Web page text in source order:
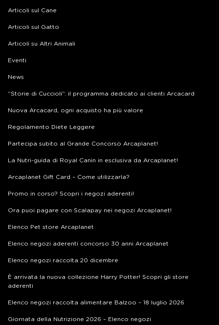
Articoli sul Cane
Articoli sul Gatto
Articoli su Altri Animali
Eventi
News
“Storie di Cuccioli”: il programma dedicato ai clienti Arcacard
Nuova Arcacard, ogni acquisto ha più valore
Regolamento Diete Leggere
Partecipa subito al Grande Concorso Arcaplanet!
La Nutri-guida di Royal Canin in esclusiva da Arcaplanet!
Arcaplanet Gift Card – Come utilizzarla?
Promo in corso? Scopri i negozi aderenti!
Ora puoi pagare con Scalapay nei negozi Arcaplanet!
Elenco Pet store Arcaplanet
Elenco negozi aderenti concorso 30 anni Arcaplanet
Elenco negozi raccolta 20 dicembre
È arrivata la nuova collezione Harry Potter! Scopri gli store
aderenti
Elenco negozi raccolta alimentare Balzoo – 18 luglio 2026
Giornata della Nutrizione 2026 – Elenco negozi